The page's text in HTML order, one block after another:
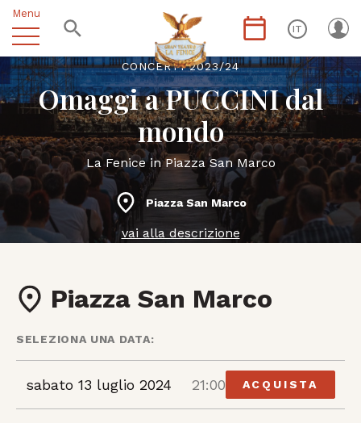
Menu
IT
CONCERTI 2023/24
Omaggi a PUCCINI dal
mondo
La Fenice in Piazza San Marco
Piazza San Marco
vai alla descrizione
Piazza San Marco
SELEZIONA UNA DATA:
sabato 13 luglio 2024 21:00 ACQUISTA